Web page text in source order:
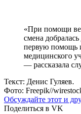
«При помощи
смена
первую помощь
медицинского
— рассказала
Текст: Денис Гуляев.
Фото: Freepik//
Обсуждайте этот и
Поделиться в VK